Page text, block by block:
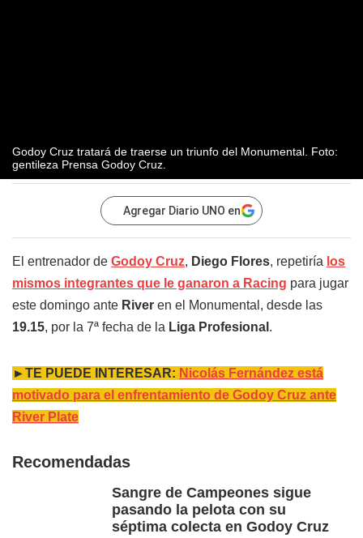
Godoy Cruz tratará de traerse un triunfo del Monumental. Foto:
gentileza Prensa Godoy Cruz.
Agregar Diario UNO en
El entrenador de Godoy Cruz, Diego Flores, repetiría los
mismos integrantes que le ganaron a Racing para jugar
este domingo ante River en el Monumental, desde las
19.15, por la 7ª fecha de la Liga Profesional .
►TE PUEDE INTERESAR: Nicolás Fernández está
motivado para el enfrentamiento de Godoy Cruz ante
River Plate
Recomendadas
Sangre de Campeones sigue
pasando la pelota con su
séptima colecta en Godoy Cruz